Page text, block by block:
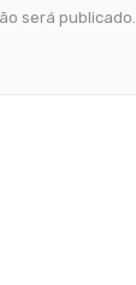
será publicado.